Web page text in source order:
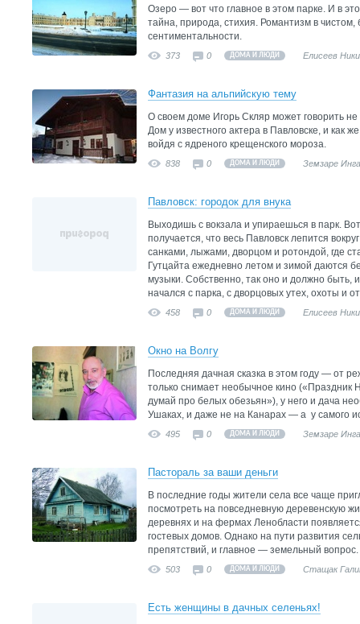
Озеро — вот что главное в этом парке. И в
тайна, природа, стихия. Романтизм в
сентиментальности.
373 0 ДОМА И ЛЮДИ Елисеев
Фантазия на альпийскую тему
О своем доме Игорь Скляр может говорить
Дом у известного актера в Павловске, и как
войдя с ядреного крещенского мороза.
838 0 ДОМА И ЛЮДИ Земзаре
Павловск: городок для внука
Выходишь с вокзала и упираешься в парк.
получается, что весь Павловск лепится
санками, лыжами, дворцом и ротондой, где
Гутцайта ежедневно летом и зимой даются
музыки. Собственно, так оно и должно быть,
начался с парка, с дворцовых утех, охоты и
458 0 ДОМА И ЛЮДИ Елисеев
Окно на Волгу
Последняя дачная сказка в этом году — от
только снимает необычное кино
думай про белых обезьян»), у него и дача
Ушаках, и даже не на Канарах — а у самого
495 0 ДОМА И ЛЮДИ Земзаре
Пастораль за ваши деньги
В последние годы жители села все чаще
посмотреть на повседневную деревенскую
деревнях и на фермах Ленобласти
гостевых домов. Однако на пути развития
препятствий, и главное — земельный вопрос.
503 0 ДОМА И ЛЮДИ Стащак
Есть женщины в дачных селеньях!